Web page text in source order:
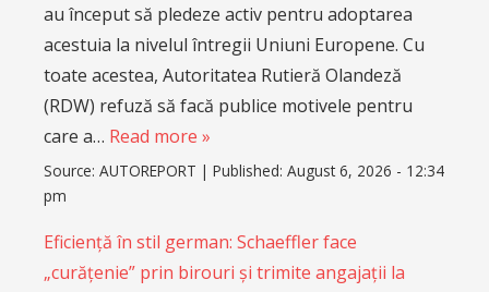
au început să pledeze activ pentru adoptarea
acestuia la nivelul întregii Uniuni Europene. Cu
toate acestea, Autoritatea Rutieră Olandeză
(RDW) refuză să facă publice motivele pentru
care a… Read more »
Source: AUTOREPORT | Published: August 6, 2026 - 12:34
pm
Eficiență în stil german: Schaeffler face
„curățenie” prin birouri și trimite angajații la